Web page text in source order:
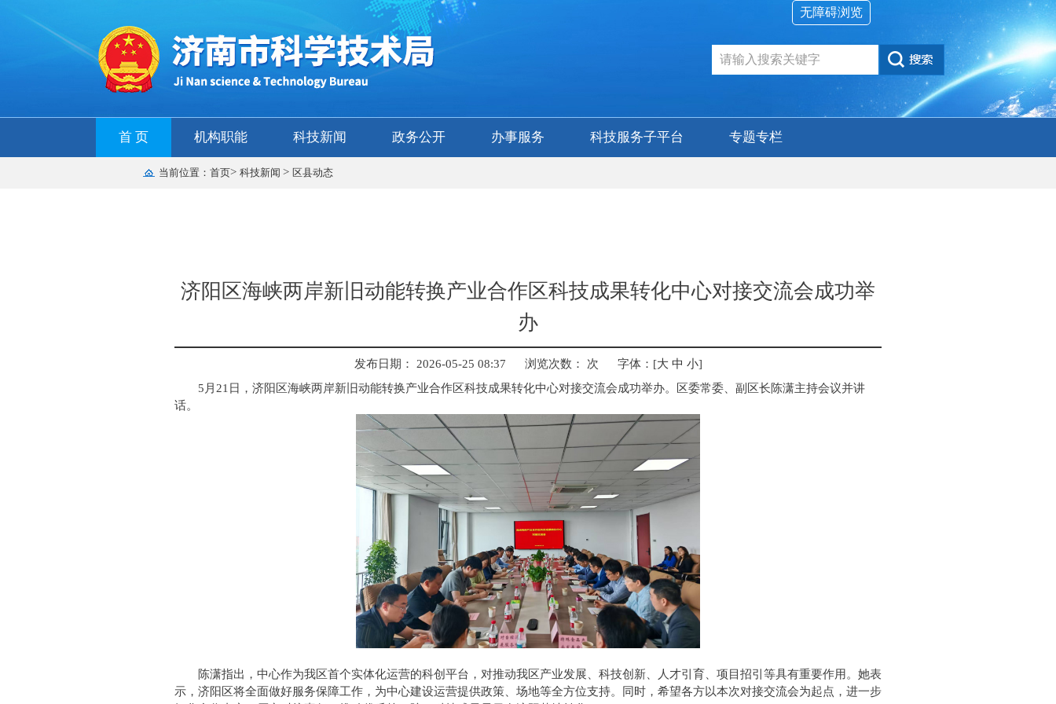
无障碍浏览
首 页 机构职能 科技新闻 政务公开 办事服务 科技服务子平台 专题专栏
当前位置： 首页> 科技新闻 > 区县动态
济阳区海峡两岸新旧动能转换产业合作区科技成果转化中心对接交流会成功举
办
发布日期： 2026-05-25 08:37 浏览次数： 次 字体： [大 中 小]
5月21日，济阳区海峡两岸新旧动能转换产业合作区科技成果转化中心对接交流会成功举办。区委常委、副区长陈潇主持会议并讲
话。
陈潇指出，中心作为我区首个实体化运营的科创平台，对推动我区产业发展、科技创新、人才引育、项目招引等具有重要作用。她表
示，济阳区将全面做好服务保障工作，为中心建设运营提供政策、场地等全方位支持。同时，希望各方以本次对接交流会为起点，进一步